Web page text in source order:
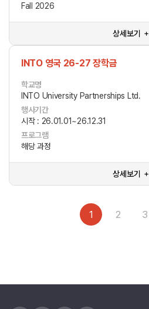
Fall 2026
상세보기 ＋
INTO 영국 26-27 장학금
학교명
INTO University Partnerships Ltd.
행사기간
시작 : 26.01.01~26.12.31
프로그램
해당 과정
상세보기 ＋
1 2 3